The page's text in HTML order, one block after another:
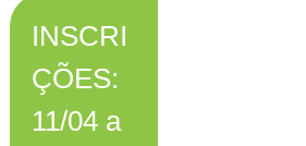
INSCRI
ÇÕES:
11/04 a